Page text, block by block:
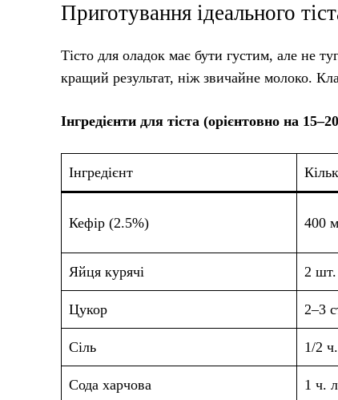
Приготування ідеального
Тісто для оладок має бути густим, але не
кращий результат, ніж звичайне молоко.
Інгредієнти для тіста (орієнтовно на
Інгредієнт
Кефір (2.5%) 400
Яйця курячі 2 шт.
Цукор 2–3
Сіль 1/2
Сода харчова 1 ч.